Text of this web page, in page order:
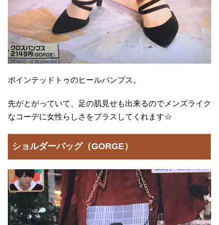
ポインテッドトゥのヒールパンプス。
先がとがっていて、足の肌見せも出来るのでメンズライク
なコーデに女性らしさをプラスしてくれます☆
ショルダーバッグ（GORGE）